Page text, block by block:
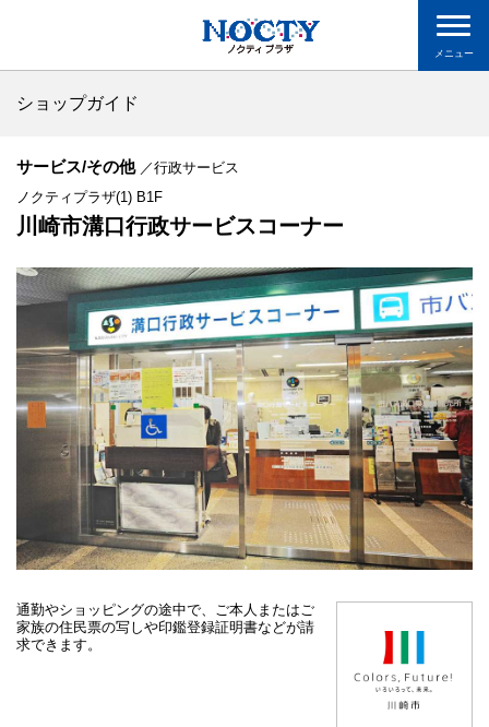
メニュー
ショップガイド
サービス/その他／行政サービス
ノクティプラザ(1) B1F
川崎市溝口行政サービスコーナー
通勤やショッピングの途中で、ご本人またはご
家族の住民票の写しや印鑑登録証明書などが請
求できます。